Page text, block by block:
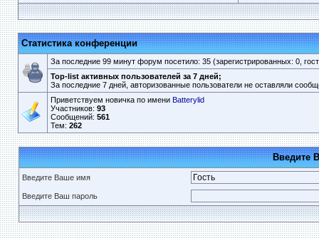
Статистика конференции
За последние 99 минут форум посетило: 35 (зарегистрированных: 0,
Top-list активных пользователей за 7 дней;
За последние 7 дней, авторизованные пользователи не оставляли
Приветствуем новичка по имени Batterylid
Участников: 93
Сообщений: 561
Тем: 262
Введите
Введите Ваше имя
Введите Ваш пароль